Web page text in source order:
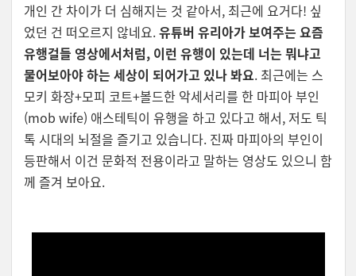
개인 간 차이가 더 심해지는 것 같아서, 최근에 요거다! 싶
었던 건 떠오르지 않네요.유튜버 유리아가 보여주는 요즘
유행걸들 영상에서처럼, 이런 유행이 있는데 너는 뭐냐고
물어보아야 하는 세상이 되어가고 있나 봐요. 최근에는 스
모키 화장+모피 코트+볼드한 악세서리를 한 마피아 부인
(mob wife) 애스테틱이 유행을 하고 있다고 해서, 저도 틱
톡 시대의 뇌절을 즐기고 있습니다. 진짜 마피아의 부인이
등판해서 이건 문화적 전용이라고 말하는 영상도 있으니 함
께 즐겨 보아요.